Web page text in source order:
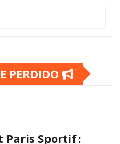
PERDIDO
Paris Sportif :